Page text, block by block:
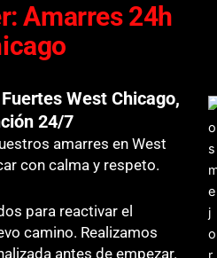
Amarres 24h
West Chicago,
24/7
amarres en West
con calma y respeto.
para reactivar el
camino. Realizamos
antes de empezar.